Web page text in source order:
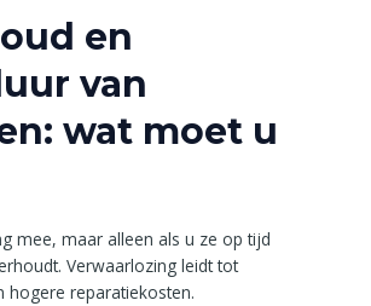
en
van
wat moet u
mee, maar alleen als u ze op tijd
Verwaarlozing leidt tot
hogere reparatiekosten.